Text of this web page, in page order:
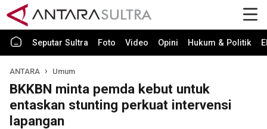
Seputar Sultra Foto Video Opini Hukum & Politik
ANTARA Umum
BKKBN minta pemda kebut untuk
entaskan stunting perkuat intervensi
lapangan